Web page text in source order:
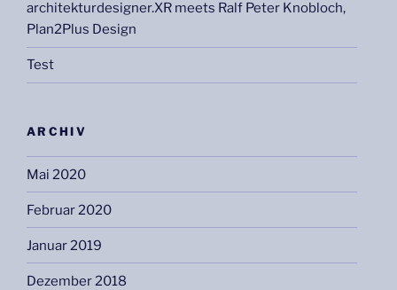
architekturdesigner.XR meets Ralf Peter Knobloch,
Plan2Plus Design
Test
ARCHIV
Mai 2020
Februar 2020
Januar 2019
Dezember 2018